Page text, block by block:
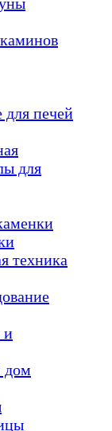
печей
для
техника
и
дом